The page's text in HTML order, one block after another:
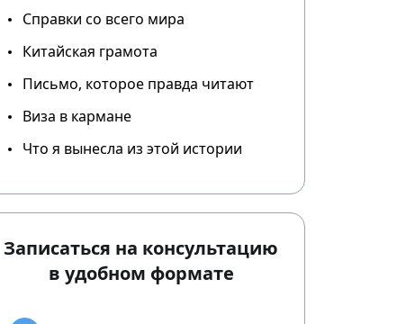
Справки со всего мира
Китайская грамота
Письмо, которое правда читают
Виза в кармане
Что я вынесла из этой истории
Записаться на консультацию
в удобном формате